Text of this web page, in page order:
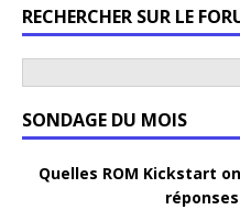
RECHERCHER SUR LE
SONDAGE DU MOIS
Quelles ROM Kickstart